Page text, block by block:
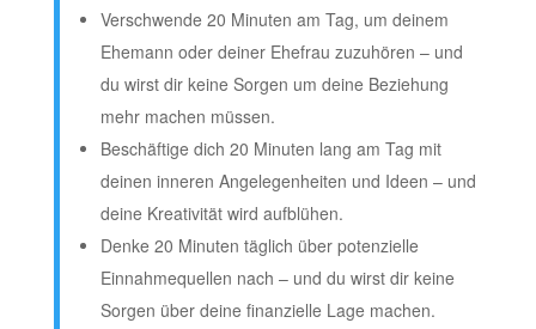
Verschwende 20 Minuten am Tag, um deinem
Ehemann oder deiner Ehefrau zuzuhören – und
du wirst dir keine Sorgen um deine Beziehung
mehr machen müssen.
Beschäftige dich 20 Minuten lang am Tag mit
deinen inneren Angelegenheiten und Ideen – und
deine Kreativität wird aufblühen.
Denke 20 Minuten täglich über potenzielle
Einnahmequellen nach – und du wirst dir keine
Sorgen über deine finanzielle Lage machen.